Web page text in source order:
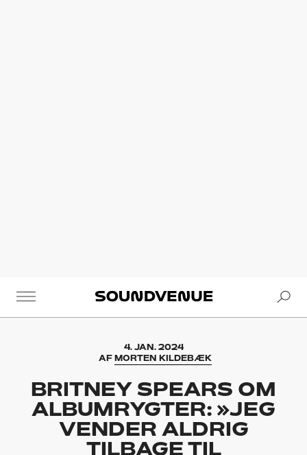
Soundvenue
4. JAN. 2024
AF MORTEN KILDEBÆK
BRITNEY SPEARS OM
ALBUMRYGTER: »JEG
VENDER ALDRIG
TILBAGE TIL